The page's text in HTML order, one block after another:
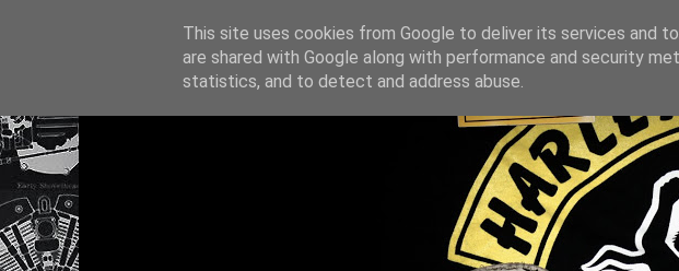
This site uses cookies from Google to deliver its services and
are shared with Google along with performance and security
statistics, and to detect and address abuse.